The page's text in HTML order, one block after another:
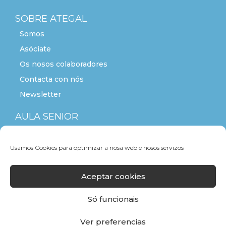
Usamos Cookies para optimizar a nosa web e nosos servizos
Aceptar cookies
Só funcionais
Ver preferencias
SOBRE ATEGAL
Somos
Asóciate
Os nosos colaboradores
Contacta con nós
Newsletter
AULA SENIOR
F T L Y I